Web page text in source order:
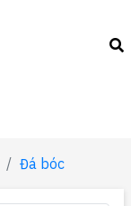
Đá bóc